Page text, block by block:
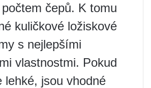
čepů. K tomu
kuličkové ložiskové
s nejlepšími
vlastnostmi. Pokud
lehké, jsou vhodné